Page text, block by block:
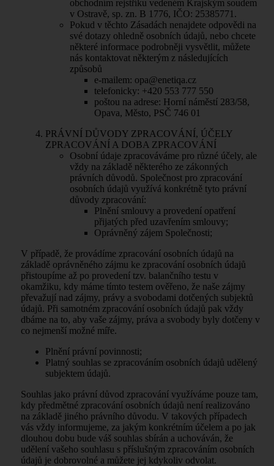
obchodním rejstříku vedeném Krajským soudem
v Ostravě, sp. zn. B 1776, IČO: 25385771.
Pokud v těchto Zásadách nenajdete odpovědi na
své dotazy ohledně osobních údajů, nebo chcete
některé informace podrobněji vysvětlit, můžete
nás kontaktovat některým z následujících
způsobů
e-mailem: opa@enetiqa.cz
telefonicky: +420 553 777 550
poštou na adrese: Horní náměstí 283/58,
Opava, Město, PSČ 746 01
PRÁVNÍ DŮVODY ZPRACOVÁNÍ, ÚČELY
ZPRACOVÁNÍ A DOBA ZPRACOVÁNÍ
Osobní údaje zpracováváme pro různé účely, ale
vždy na základě některého ze zákonných
právních důvodů. Společnost pro zpracování
osobních údajů využívá konkrétně tyto právní
důvody zpracování:
Plnění smlouvy a provedení opatření
přijatých před uzavřením smlouvy;
Oprávněný zájem Společnosti;
V případě, že provádíme zpracování osobních údajů na
základě oprávněného zájmu ke zpracování osobních údajů
přistoupíme až po provedení tzv. balančního testu v
okamžiku, kdy máme tímto testem ověřeno, že naše zájmy
převažují nad zájmy, právy a svobodami dotčených subjektů
údajů. Při samotném zpracování osobních údajů pak vždy
dbáme na to, aby vaše zájmy, práva a svobody byly dotčeny v
co nejmenší možné míře.
Plnění právní povinnosti;
Platný souhlas se zpracováním osobních údajů udělený
subjektem údajů.
Souhlas jako právní důvod zpracování využíváme pouze tam,
kdy předmětné zpracování osobních údajů není realizováno
na základě jiného právního důvodu. V takových případech
vás vždy informujeme, za jakým konkrétním účelem a po jak
dlouhou dobu bude váš souhlas sbírán a uchováván, že
udělení vašeho souhlasu s příslušným zpracováním osobních
údajů je dobrovolné a můžete jej kdykoliv odvolat.